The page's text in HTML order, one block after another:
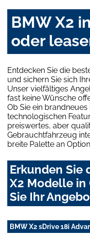
BMW X2
oder
Entdecken Sie die
und sichern Sie sich
Unser vielfältiges
fast keine Wünsche
Ob Sie ein
technologischen
preiswertes, aber
Gebrauchtfahrzeug
breite Palette an
Erkunden Sie
X2 Modelle
Sie Ihr
BMW X2 sDrive 18i